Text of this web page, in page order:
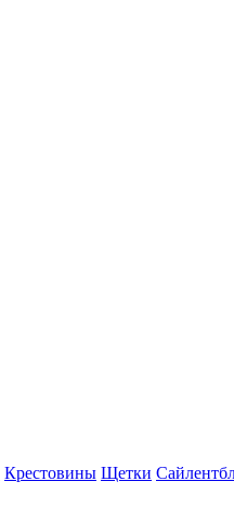
Крестовины Щетки